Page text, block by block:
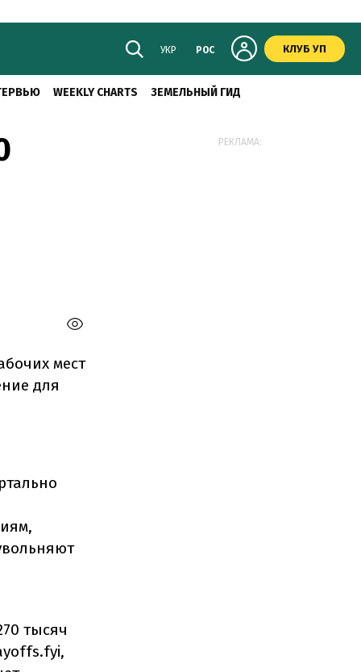
УКР РОС КЛУБ УП
WEEKLY CHARTS ЗЕМЕЛЬНЫЙ ГИД
мест
для
тысяч
РЕКЛАМА: